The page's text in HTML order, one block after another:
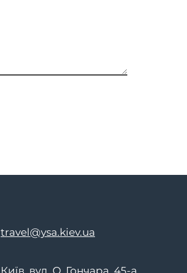
travel@ysa.kiev.ua